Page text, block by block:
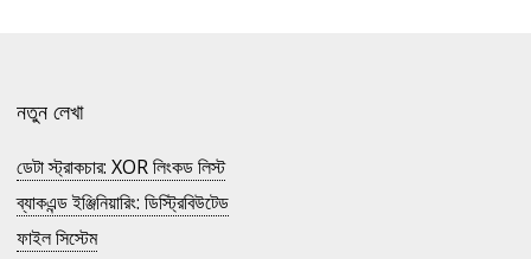
নতুন লেখা
ডেটা স্ট্রাকচার: XOR লিংকড লিস্ট
ব্যাকএন্ড ইঞ্জিনিয়ারিং: ডিস্ট্রিবিউটেড
ফাইল সিস্টেম